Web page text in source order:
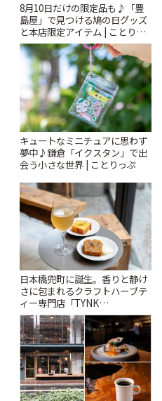
8月10日だけの限定品も♪「豊
島屋」で見つける鳩の日グッズ
と本店限定アイテム | ことりっ
ぷ
キュートなミニチュアに思わず
夢中♪鎌倉「イクスタン」で出
会う小さな世界 | ことりっぷ
日本橋兜町に誕生。香りと静け
さに包まれるクラフトハーブテ
ィー専門店「TYNK
Kabutocho」 | ことりっぷ